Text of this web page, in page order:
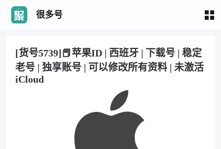
很多号
[货号5739]📕苹果ID | 西班牙 | 下载号 | 稳定
老号 | 独享账号 | 可以修改所有资料 | 未激活
iCloud